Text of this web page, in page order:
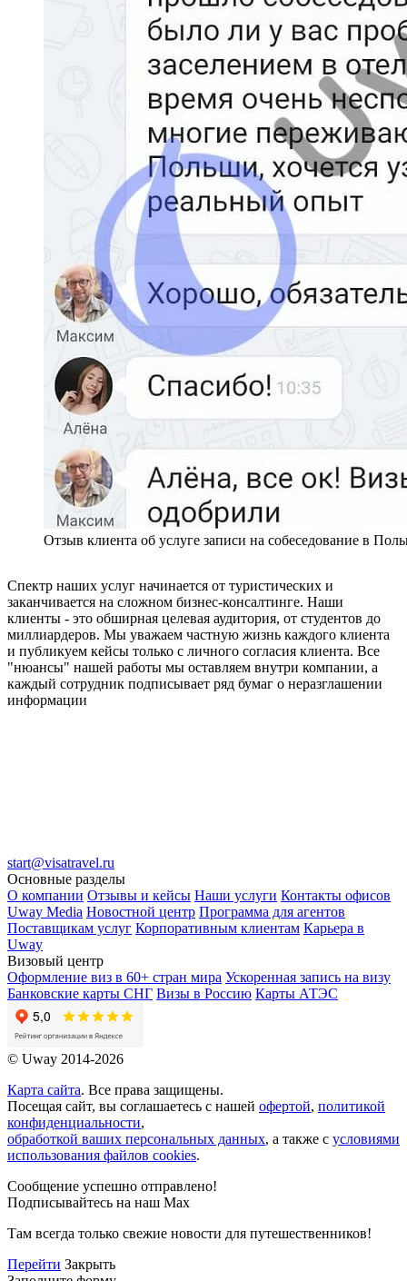
Отзыв клиента об услуге записи на собеседование в
Спектр наших услуг начинается от туристических и
заканчивается на сложном бизнес-консалтинге. Наши
клиенты - это обширная целевая аудитория, от студентов до
миллиардеров. Мы уважаем частную жизнь каждого клиента
и публикуем кейсы только с личного согласия клиента. Все
"нюансы" нашей работы мы оставляем внутри компании, а
каждый сотрудник подписывает ряд бумаг о неразглашении
информации
start@visatravel.ru
Основные разделы
О компании Отзывы и кейсы Наши услуги Контакты офисов
Uway Media Новостной центр Программа для агентов
Поставщикам услуг Корпоративным клиентам Карьера в
Uway
Визовый центр
Оформление виз в 60+ стран мира Ускоренная запись на визу
Банковские карты СНГ Визы в Россию Карты АТЭС
© Uway 2014-2026
Карта сайта. Все права защищены.
Посещая сайт, вы соглашаетесь с нашей офертой, политикой
конфиденциальности,
обработкой ваших персональных данных, а также с условиями
использования файлов cookies.
Сообщение успешно отправлено!
Подписывайтесь на наш Max
Там всегда только свежие новости для путешественников!
Перейти Закрыть